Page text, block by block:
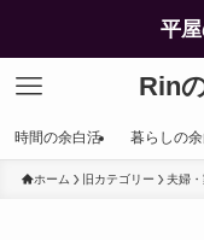
平
Rin
時間の余白活 暮らしの
ホーム 旧カテゴリー 夫婦